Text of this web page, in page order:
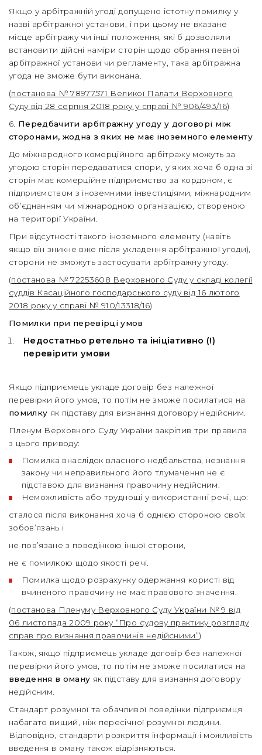
Якщо у арбітражній угоді допущено істотну помилку у
назві арбітражної установи, і при цьому не вказане
місце арбітражу чи інші положення, які б дозволяли
встановити дійсні наміри сторін щодо обрання певної
арбітражної установи чи регламенту, така арбітражна
угода не зможе бути виконана.
(постанова № 78977571 Великої Палати Верховного
Суду від 28 серпня 2018 року у справі № 906/493/16)
6. Передбачити арбітражну угоду у договорі між
сторонами, жодна з яких не має іноземного елементу
До міжнародного комерційного арбітражу можуть за
угодою сторін передаватися спори, у яких хоча б одна зі
сторін має комерційне підприємство за кордоном, є
підприємством з іноземними інвестиціями, міжнародним
об’єднанням чи міжнародною організацією, створеною
на території України.
При відсутності такого іноземного елементу (навіть
якщо він зникне вже після укладення арбітражної угоди),
сторони не зможуть застосувати арбітражну угоду.
(постанова № 72253608 Верховного Суду у складі колегії
суддів Касаційного господарського суду від 16 лютого
2018 року у справі № 910/13318/16)
Помилки при перевірці умов
Недостатньо ретельно та ініціативно (!)
перевірити умови
Якщо підприємець укладе договір без належної
перевірки його умов, то потім не зможе посилатися на
помилку як підставу для визнання договору недійсним.
Пленум Верховного Суду України закріпив три правила
з цього приводу:
Помилка внаслідок власного недбальства, незнання
закону чи неправильного його тлумачення не є
підставою для визнання правочину недійсним.
Неможливість або труднощі у використанні речі, що:
сталося після виконання хоча б однією стороною своїх
зобов’язань і
не пов’язане з поведінкою іншої сторони,
не є помилкою щодо якості речі.
Помилка щодо розрахунку одержання користі від
вчиненого правочину не має правового значення.
(постанова Пленуму Верховного Суду України № 9 від
06 листопада 2009 року “Про судову практику розгляду
справ про визнання правочинів недійсними”)
Також, якщо підприємець укладе договір без належної
перевірки його умов, то потім не зможе посилатися на
введення в оману як підставу для визнання договору
недійсним.
Стандарт розумної та обачливої поведінки підприємця
набагато вищий, ніж пересічної розумної людини.
Відповідно, стандарти розкриття інформації і можливість
введення в оману також відрізняються.